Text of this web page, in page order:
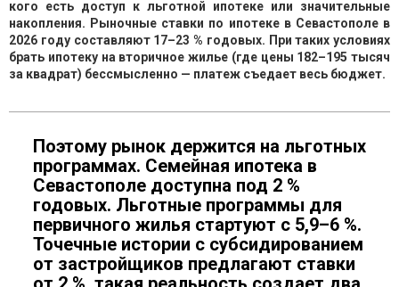
кого есть доступ к льготной ипотеке или значительные
накопления. Рыночные ставки по ипотеке в Севастополе в
2026 году составляют 17–23 % годовых. При таких условиях
брать ипотеку на вторичное жилье (где цены 182–195 тысяч
за квадрат) бессмысленно — платеж съедает весь бюджет.
Поэтому рынок держится на льготных
программах. Семейная ипотека в
Севастополе доступна под 2 %
годовых. Льготные программы для
первичного жилья стартуют с 5,9–6 %.
Точечные истории с субсидированием
от застройщиков предлагают ставки